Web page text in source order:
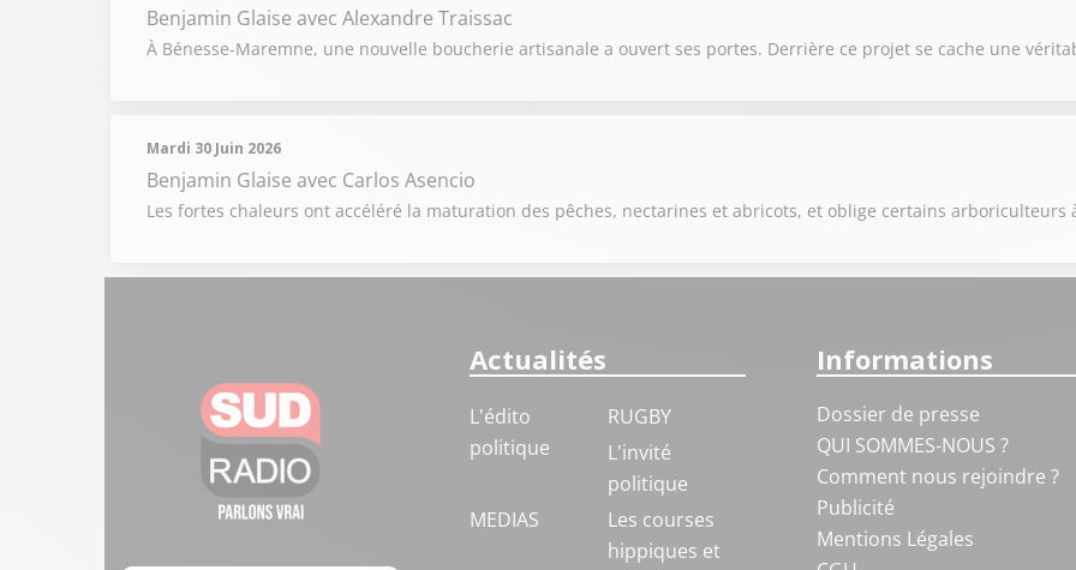
Benjamin Glaise avec Alexandre Traissac
À Bénesse-Maremne, une nouvelle boucherie artisanale a ouvert ses portes. Derrière ce projet se cache une
Mardi 30 Juin 2026
Benjamin Glaise avec Carlos Asencio
Les fortes chaleurs ont accéléré la maturation des pêches, nectarines et abricots, et oblige certains arboriculteurs
Actualités
L'édito
politique
RUGBY
L'invité
politique
MEDIAS
Les courses
hippiques et
Informations
Dossier de presse
QUI SOMMES-NOUS ?
Comment nous rejoindre ?
Publicité
Mentions Légales